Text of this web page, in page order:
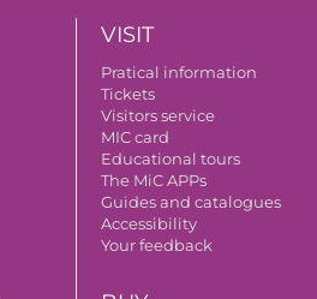
VISIT
Pratical information
Tickets
Visitors service
MIC card
Educational tours
The MiC APPs
Guides and catalogues
Accessibility
Your feedback